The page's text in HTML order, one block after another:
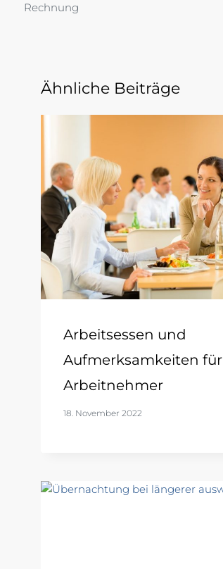
Rechnung
Ähnliche Beiträge
Arbeitsessen und
Aufmerksamkeiten für
Arbeitnehmer
18. November 2022